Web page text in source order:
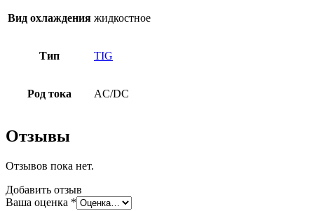
Вид охлаждения жидкостное
Тип TIG
Род тока AC/DC
Отзывы
Отзывов пока нет.
Добавить отзыв
Ваша оценка *